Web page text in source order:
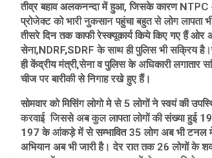
तीव्र बहाव अलकनन्दा में हुआ, जिसके कारण
प्रोजेक्ट को भारी नुकसान पहुंचा बहुत से लोग लापता
तीसरे दिन तक काफी रेस्क्यूकार्य किये किए गए हैं ओर
सेना,NDRF,SDRF के साथ ही पुलिस भी सक्रिय
ही केंद्रीय मंत्री,सेना व पुलिस के अधिकारी लगातार
चीज पर बारीकी से निगाह रखे हुए हैं।
सोमवार को मिसिंग लोगो मे से 5 लोगों ने स्वयं की
करवाई जिससे अब कुल लापता लोगों की संख्या हुई
197 के आंकड़े में से सम्भावित 35 लोग अब भी टनल
अभियान अब भी जारी है। देर रात तक 26 लोगों के